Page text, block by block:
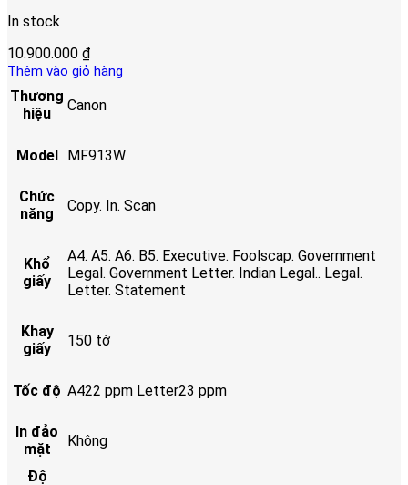
In stock
10.900.000 ₫
Thêm vào giỏ hàng
Thương
hiệu
Canon
Model MF913W
Chức
năng
Copy. In. Scan
Khổ
giấy
A4. A5. A6. B5. Executive. Foolscap. Government
Legal. Government Letter. Indian Legal.. Legal.
Letter. Statement
Khay
giấy
150 tờ
Tốc độ A422 ppm Letter23 ppm
In đảo
mặt
Không
Độ